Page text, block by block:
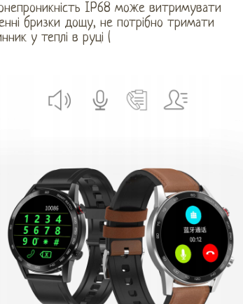
IP68 може витримувати
бризки дощу, не потрібно тримати
у теплі в руці (